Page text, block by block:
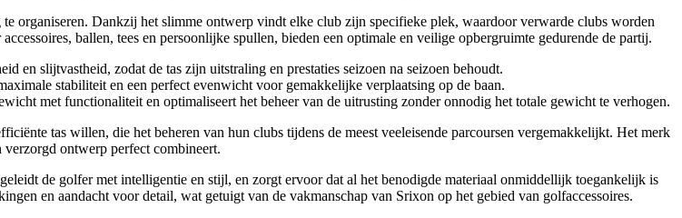
organiseren. Dankzij het slimme ontwerp vindt elke club zijn specifieke plek, waardoor verwarde clubs worden
ballen, tees en persoonlijke spullen, bieden een optimale en veilige opbergruimte gedurende de partij.
en slijtvastheid, zodat de tas zijn uitstraling en prestaties seizoen na seizoen behoudt.
stabiliteit en een perfect evenwicht voor gemakkelijke verplaatsing op de baan.
met functionaliteit en optimaliseert het beheer van de uitrusting zonder onnodig het totale gewicht te verhogen.
tas willen, die het beheren van hun clubs tijdens de meest veeleisende parcoursen vergemakkelijkt. Het merk
verzorgd ontwerp perfect combineert.
de golfer met intelligentie en stijl, en zorgt ervoor dat al het benodigde materiaal onmiddellijk toegankelijk is
en aandacht voor detail, wat getuigt van de vakmanschap van Srixon op het gebied van golfaccessoires.